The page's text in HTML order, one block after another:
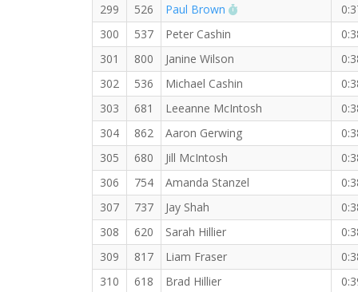
299
526 Paul Brown
300
537 Peter Cashin
301
800 Janine Wilson
302
536 Michael Cashin
303
681 Leeanne McIntosh
304
862 Aaron Gerwing
305
680 Jill McIntosh
306
754 Amanda Stanzel
307
737 Jay Shah
308
620 Sarah Hillier
309
817 Liam Fraser
310
618 Brad Hillier